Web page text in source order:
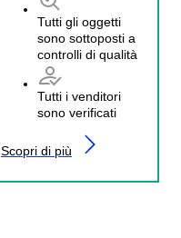
Tutti gli oggetti
sono sottoposti a
controlli di qualità
Tutti i venditori
sono verificati
Scopri di più